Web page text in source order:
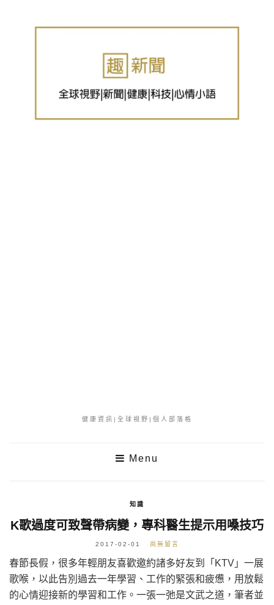
健康資訊|全球視野|個人部落格
Menu
知識
K歌過度可致聲帶病變，專科醫生提示用嗓技巧
2017-02-01 尚無留言
春節長假，很多年輕朋友喜歡邀約諸多好友到「KTV」一展
歌喉，以此告別過去一年學習、工作的緊張和疲憊，用放鬆
的心情迎接新的學習和工作。一張一弛是文武之道，筆者並